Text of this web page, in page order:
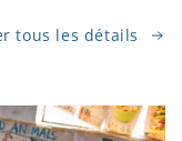
tous les détails